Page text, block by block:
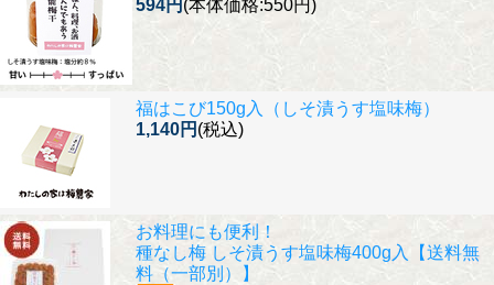
594円 (本体価格:550円)
福はこび150g入（しそ漬うす塩味梅）
1,140円 (税込)
お料理にも便利！
種なし梅 しそ漬うす塩味梅400g入【送料無
料（一部別）】